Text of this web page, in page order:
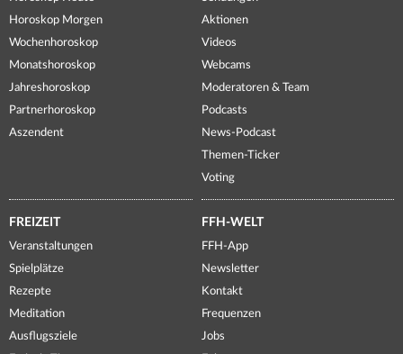
Horoskop Morgen
Wochenhoroskop
Monatshoroskop
Jahreshoroskop
Partnerhoroskop
Aszendent
Aktionen
Videos
Webcams
Moderatoren & Team
Podcasts
News-Podcast
Themen-Ticker
Voting
FREIZEIT
Veranstaltungen
Spielplätze
Rezepte
Meditation
Ausflugsziele
FFH-WELT
FFH-App
Newsletter
Kontakt
Frequenzen
Jobs